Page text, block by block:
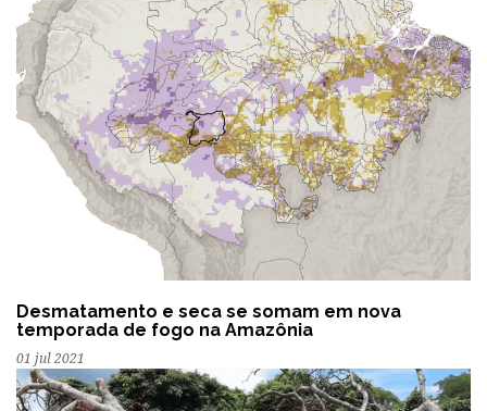
Desmatamento e seca se somam em nova
temporada de fogo na Amazônia
01 jul 2021